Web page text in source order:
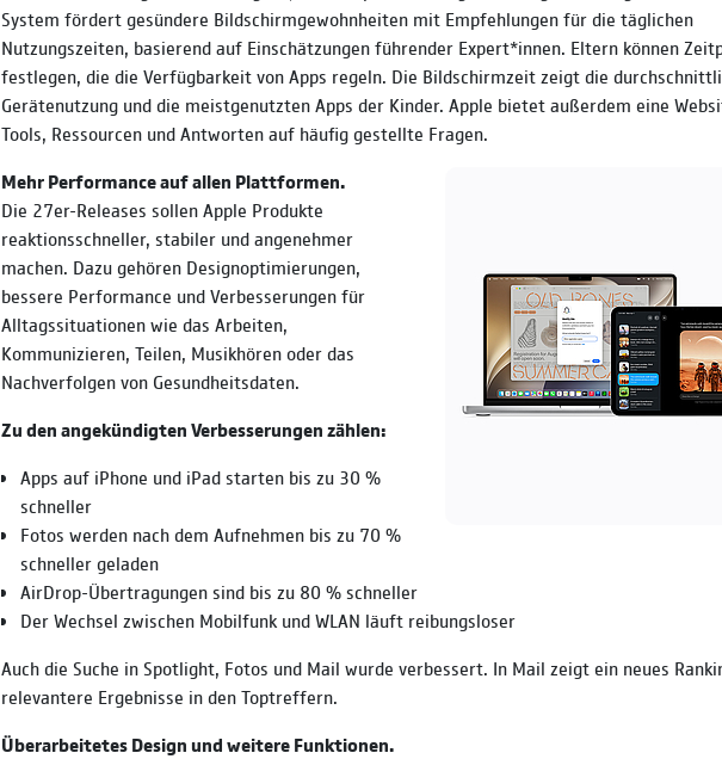
System fördert gesündere Bildschirmgewohnheiten mit Empfehlungen für die täglichen
Nutzungszeiten, basierend auf Einschätzungen führender Expert*innen. Eltern können
festlegen, die die Verfügbarkeit von Apps regeln. Die Bildschirmzeit zeigt die
Gerätenutzung und die meistgenutzten Apps der Kinder. Apple bietet außerdem eine
Tools, Ressourcen und Antworten auf häufig gestellte Fragen.
Mehr Performance auf allen Plattformen.
Die 27er-Releases sollen Apple Produkte
reaktionsschneller, stabiler und angenehmer
machen. Dazu gehören Designoptimierungen,
bessere Performance und Verbesserungen für
Alltagssituationen wie das Arbeiten,
Kommunizieren, Teilen, Musikhören oder das
Nachverfolgen von Gesundheitsdaten.
Zu den angekündigten Verbesserungen zählen:
Apps auf iPhone und iPad starten bis zu 30 %
schneller
Fotos werden nach dem Aufnehmen bis zu 70 %
schneller geladen
AirDrop-Übertragungen sind bis zu 80 % schneller
Der Wechsel zwischen Mobilfunk und WLAN läuft reibungsloser
Auch die Suche in Spotlight, Fotos und Mail wurde verbessert. In Mail zeigt ein neues
relevantere Ergebnisse in den Toptreffern.
Überarbeitetes Design und weitere Funktionen.